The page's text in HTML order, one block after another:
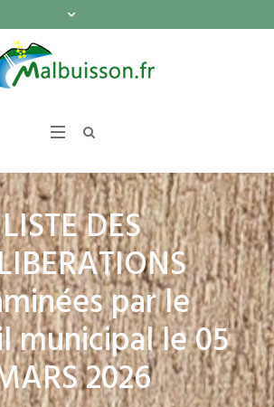
LISTE DES
par le
municipal le 05
2026